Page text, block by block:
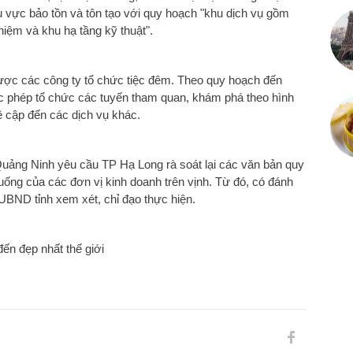
vực bảo tồn và tôn tạo với quy hoạch "khu dịch vụ gồm
và khu hạ tầng kỹ thuật".
các công ty tổ chức tiệc đêm. Theo quy hoạch đến
tổ chức các tuyến tham quan, khám phá theo hình
đến các dịch vụ khác.
Ninh yêu cầu TP Hạ Long rà soát lại các văn bản quy
của các đơn vị kinh doanh trên vịnh. Từ đó, có đánh
tỉnh xem xét, chỉ đạo thực hiện.
đẹp nhất thế giới